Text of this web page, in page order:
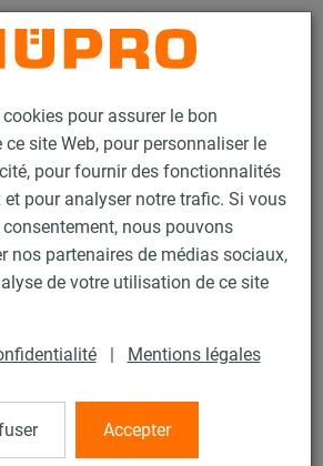
pour assurer le bon
site Web, pour personnaliser le
pour fournir des fonctionnalités
pour analyser notre trafic. Si vous
nous pouvons
nos partenaires de médias sociaux,
de votre utilisation de ce site
| Mentions légales
Accepter
Contact
Systèmes de suspension par câble
Rize
câble G CPS 15 kg - PIECE